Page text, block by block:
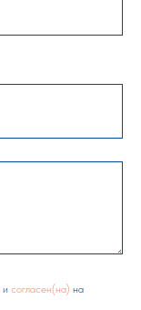
и согласен(на) на